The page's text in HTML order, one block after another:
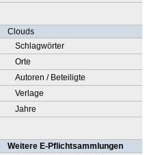
Clouds
Schlagwörter
Orte
Autoren / Beteiligte
Verlage
Jahre
Weitere E-Pflichtsammlungen